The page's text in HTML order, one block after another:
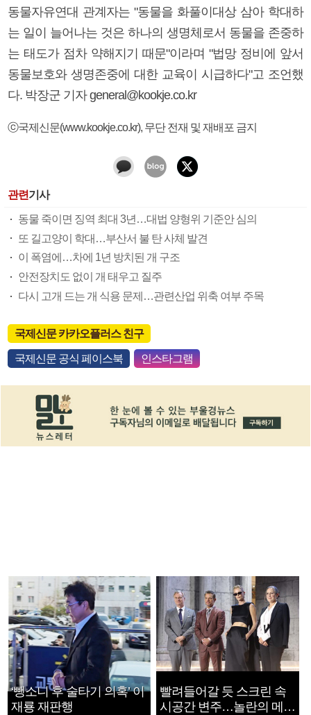
동물자유연대 관계자는 "동물을 화풀이대상 삼아 학대하
는 일이 늘어나는 것은 하나의 생명체로서 동물을 존중하
는 태도가 점차 약해지기 때문"이라며 "법망 정비에 앞서
동물보호와 생명존중에 대한 교육이 시급하다"고 조언했
다. 박장군 기자 general@kookje.co.kr
ⓒ국제신문(www.kookje.co.kr), 무단 전재 및 재배포 금지
관련기사
동물 죽이면 징역 최대 3년…대법 양형위 기준안 심의
또 길고양이 학대…부산서 불 탄 사체 발견
이 폭염에…차에 1년 방치된 개 구조
안전장치도 없이 개 태우고 질주
다시 고개 드는 개 식용 문제…관련산업 위축 여부 주목
국제신문 카카오플러스 친구
국제신문 공식 페이스북 인스타그램
‘뺑소니 후 술타기 의혹’ 이
재룡 재판행
빨려들어갈 듯 스크린 속
시공간 변주…놀란의 메시